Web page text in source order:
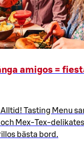
amigos =
Tasting Menu
Mex-Tex-
bästa bord.